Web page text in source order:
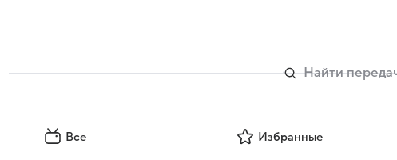
Все Избранные